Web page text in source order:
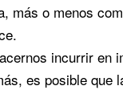
más o menos
incurrir en
es posible que